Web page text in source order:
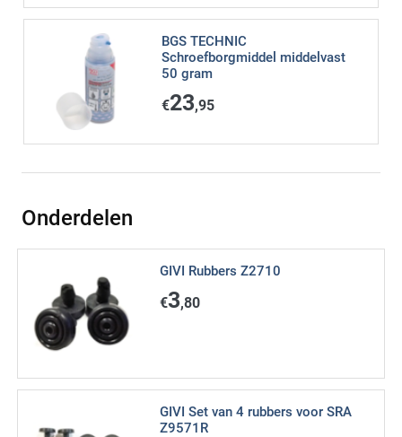
BGS TECHNIC
Schroefborgmiddel middelvast
50 gram
€23,95
Onderdelen
GIVI Rubbers Z2710
€3,80
GIVI Set van 4 rubbers voor SRA
Z9571R